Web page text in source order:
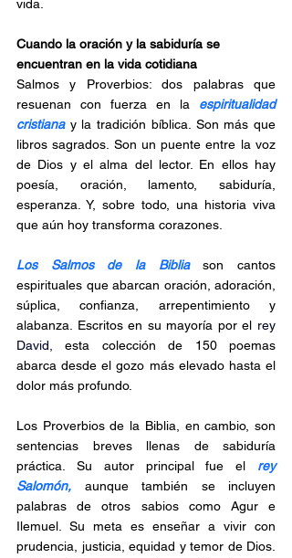
vida.
Cuando la oración y la sabiduría se
encuentran en la vida cotidiana
Salmos y Proverbios: dos palabras que
resuenan con fuerza en la espiritualidad
cristiana y la tradición bíblica. Son más que
libros sagrados. Son un puente entre la voz
de Dios y el alma del lector. En ellos hay
poesía, oración, lamento, sabiduría,
esperanza. Y, sobre todo, una historia viva
que aún hoy transforma corazones.
Los Salmos de la Biblia son cantos
espirituales que abarcan oración, adoración,
súplica, confianza, arrepentimiento y
alabanza. Escritos en su mayoría por el rey
David,
esta colección de 150 poemas
abarca desde el gozo más elevado hasta el
dolor más profundo.
Los Proverbios de la Biblia, en cambio, son
sentencias breves llenas de sabiduría
práctica. Su autor principal fue el rey
Salomón, aunque también se incluyen
palabras de otros sabios como Agur e
Ilemuel. Su meta es enseñar a vivir con
prudencia, justicia, equidad y temor de Dios.